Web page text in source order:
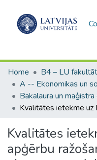
Home
Kvalitātes
apģērbu